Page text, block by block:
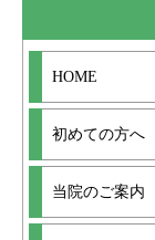
HOME
初めての方へ
当院のご案内